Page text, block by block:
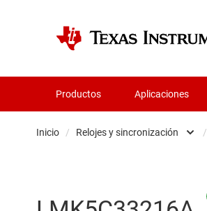
Productos Aplicaciones
Inicio / Relojes y sincronización /